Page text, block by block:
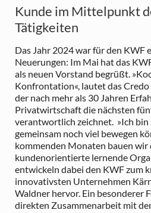
Kunde im Mittelpunkt
Tätigkeiten
Das Jahr 2024 war für den KWF
Neuerungen: Im Mai hat das
als neuen Vorstand begrüßt.
Konfrontation«, lautet das
der nach mehr als 30 Jahren
Privatwirtschaft die nächsten
verantwortlich zeichnet. »Ich bin
gemeinsam noch viel bewegen
kommenden Monaten bauen wir
kundenorientierte lernende
entwickeln dabei den KWF zum
innovativsten Unternehmen
Waldner hervor. Ein besonderer
direkten Zusammenarbeit mit